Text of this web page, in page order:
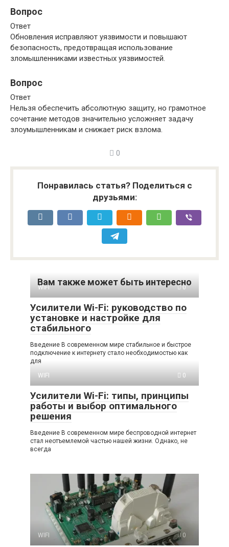
Вопрос
Ответ
Обновления исправляют уязвимости и повышают
безопасность, предотвращая использование
зломышленниками известных уязвимостей.
Вопрос
Ответ
Нельзя обеспечить абсолютную защиту, но грамотное
сочетание методов значительно усложняет задачу
злоумышленникам и снижает риск взлома.
0
Понравилась статья? Поделиться с
друзьями:
Вам также может быть интересно
WIFI 0
Усилители Wi-Fi: руководство по
установке и настройке для
стабильного
Введение В современном мире стабильное и быстрое
подключение к интернету стало необходимостью как
для
WIFI
0
Усилители Wi-Fi: типы, принципы
работы и выбор оптимального
решения
Введение В современном мире беспроводной интернет
стал неотъемлемой частью нашей жизни. Однако, не
всегда
WIFI 0